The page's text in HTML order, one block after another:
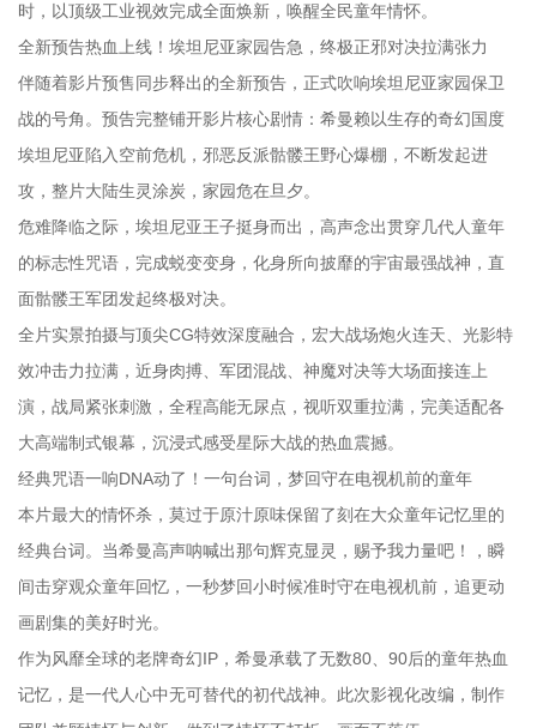
时，以顶级工业视效完成全面焕新，唤醒全民童年情怀。
全新预告热血上线！埃坦尼亚家园告急，终极正邪对决拉满张力
伴随着影片预售同步释出的全新预告，正式吹响埃坦尼亚家园保卫
战的号角。预告完整铺开影片核心剧情：希曼赖以生存的奇幻国度
埃坦尼亚陷入空前危机，邪恶反派骷髅王野心爆棚，不断发起进
攻，整片大陆生灵涂炭，家园危在旦夕。
危难降临之际，埃坦尼亚王子挺身而出，高声念出贯穿几代人童年
的标志性咒语，完成蜕变变身，化身所向披靡的宇宙最强战神，直
面骷髅王军团发起终极对决。
全片实景拍摄与顶尖CG特效深度融合，宏大战场炮火连天、光影特
效冲击力拉满，近身肉搏、军团混战、神魔对决等大场面接连上
演，战局紧张刺激，全程高能无尿点，视听双重拉满，完美适配各
大高端制式银幕，沉浸式感受星际大战的热血震撼。
经典咒语一响DNA动了！一句台词，梦回守在电视机前的童年
本片最大的情怀杀，莫过于原汁原味保留了刻在大众童年记忆里的
经典台词。当希曼高声呐喊出那句辉克显灵，赐予我力量吧！，瞬
间击穿观众童年回忆，一秒梦回小时候准时守在电视机前，追更动
画剧集的美好时光。
作为风靡全球的老牌奇幻IP，希曼承载了无数80、90后的童年热血
记忆，是一代人心中无可替代的初代战神。此次影视化改编，制作